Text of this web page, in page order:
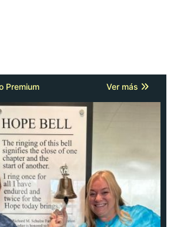
Premium Ver más